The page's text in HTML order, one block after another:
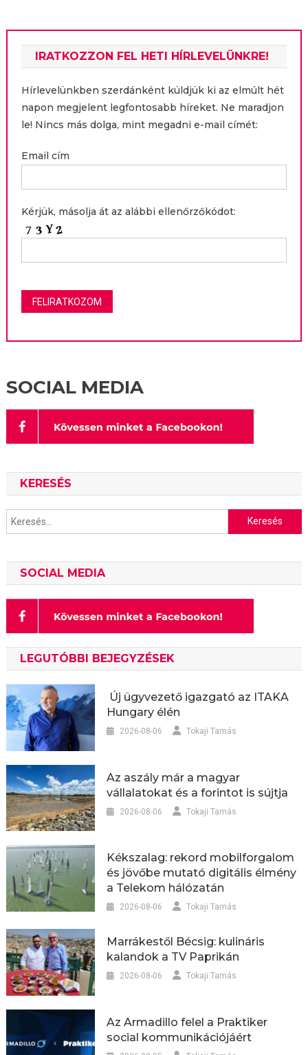
IRATKOZZON FEL HETI HÍRLEVELÜNKRE!
Hírlevelünkben szerdánként küldjük ki az elmúlt hét
napon megjelent legfontosabb híreket. Ne maradjon
le! Nincs más dolga, mint megadni e-mail címét:
Email cím
Kérjük, másolja át az alábbi ellenőrzőkódot:
SOCIAL MEDIA
KERESÉS
Keresés:
SOCIAL MEDIA
LEGUTÓBBI BEJEGYZÉSEK
Új ügyvezető igazgató az ITAKA
Hungary élén
2026-08-06 Tokaji Tamás
Az aszály már a magyar
vállalatokat és a forintot is sújtja
2026-08-06 Tokaji Tamás
Kékszalag: rekord mobilforgalom
és jövőbe mutató digitális élmény
a Telekom hálózatán
2026-08-06 Tokaji Tamás
Marrákestől Bécsig: kulináris
kalandok a TV Paprikán
2026-08-06 Tokaji Tamás
Az Armadillo felel a Praktiker
social kommunikációjáért